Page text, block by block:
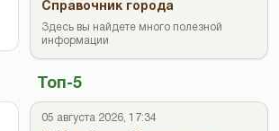
Топ-5
05 августа 2026, 17:34
Справочник города
Здесь вы найдете много полезной
информации